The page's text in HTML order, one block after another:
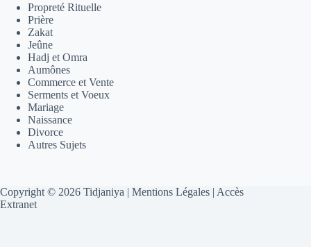
Propreté Rituelle
Prière
Zakat
Jeûne
Hadj et Omra
Aumônes
Commerce et Vente
Serments et Voeux
Mariage
Naissance
Divorce
Autres Sujets
Copyright © 2026 Tidjaniya | Mentions Légales | Accès
Extranet